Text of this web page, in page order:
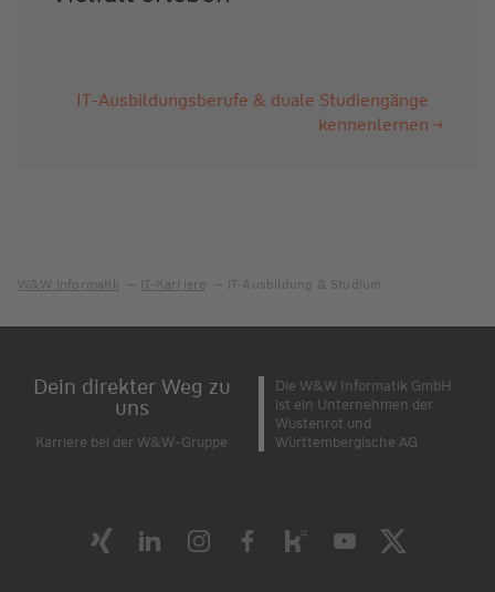
IT-Ausbildungsberufe & duale Studiengänge
kennenlernen
W&W Informatik IT-Karriere IT-Ausbildung & Studium
Dein direkter Weg zu
uns
Karriere bei der W&W-Gruppe
Die W&W Informatik GmbH
ist ein Unternehmen der
Wüstenrot und
Württembergische AG